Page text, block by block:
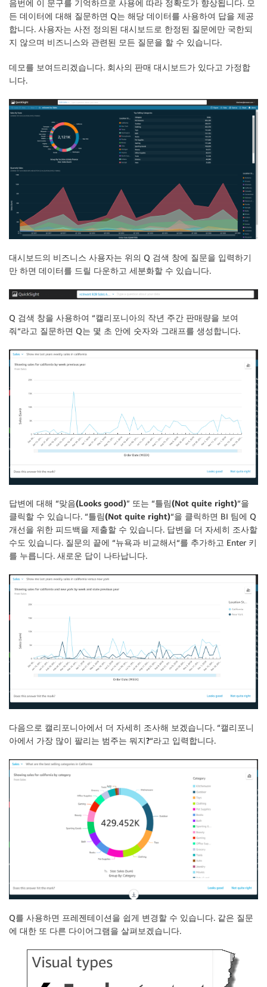
음번에 이 문구를 기억하므로 사용에 따라 정확도가 향상됩니다. 모
든 데이터에 대해 질문하면 Q는 해당 데이터를 사용하여 답을 제공
합니다. 사용자는 사전 정의된 대시보드로 한정된 질문에만 국한되
지 않으며 비즈니스와 관련된 모든 질문을 할 수 있습니다.
데모를 보여드리겠습니다. 회사의 판매 대시보드가 있다고 가정합
니다.
대시보드의 비즈니스 사용자는 위의 Q 검색 창에 질문을 입력하기
만 하면 데이터를 드릴 다운하고 세분화할 수 있습니다.
Q 검색 창을 사용하여 “캘리포니아의 작년 주간 판매량을 보여
줘“라고 질문하면 Q는 몇 초 안에 숫자와 그래프를 생성합니다.
답변에 대해 “맞음(Looks good)” 또는 “틀림(Not quite right)“을
클릭할 수 있습니다. “틀림(Not quite right)“을 클릭하면 BI 팀에 Q
개선을 위한 피드백을 제출할 수 있습니다. 답변을 더 자세히 조사할
수도 있습니다. 질문의 끝에 “뉴욕과 비교해서“를 추가하고 Enter 키
를 누릅니다. 새로운 답이 나타납니다.
다음으로 캘리포니아에서 더 자세히 조사해 보겠습니다. “캘리포니
아에서 가장 많이 팔리는 범주는 뭐지?“라고 입력합니다.
Q를 사용하면 프레젠테이션을 쉽게 변경할 수 있습니다. 같은 질문
에 대한 또 다른 다이어그램을 살펴보겠습니다.